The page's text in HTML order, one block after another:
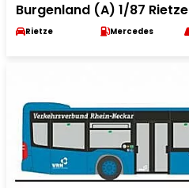
Burgenland (A) 1/87 Rietze
Rietze Mercedes